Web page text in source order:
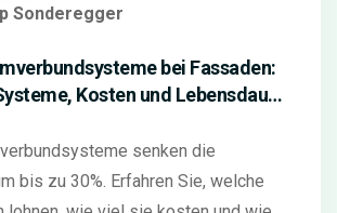
Sonderegger
bei Fassaden:
Kosten und Lebensdauer
senken die
bis zu 30%. Erfahren Sie, welche